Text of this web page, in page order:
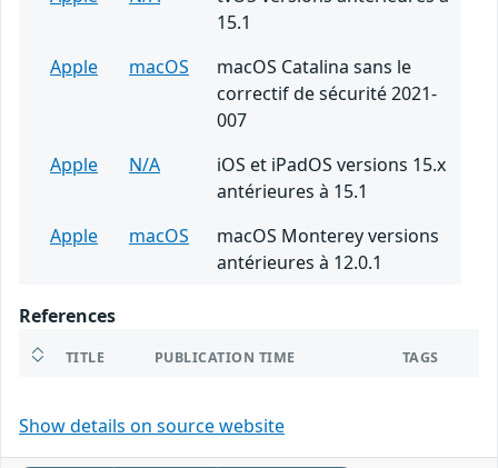
15.1
Apple
macOS
macOS Catalina sans le
correctif de sécurité 2021-
007
Apple
N/A
iOS et iPadOS versions 15.x
antérieures à 15.1
Apple
macOS
macOS Monterey versions
antérieures à 12.0.1
References
TITLE PUBLICATION TIME TAGS
Show details on source website